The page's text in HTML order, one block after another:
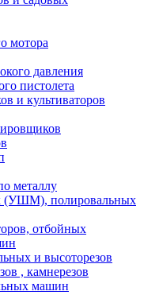
мотора
давления
пистолета
и культиваторов
металлу
(УШМ), полировальных
отбойных
и высоторезов
, камнерезов
машин